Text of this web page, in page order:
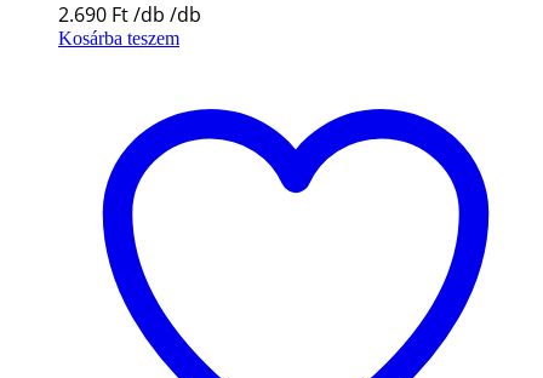
2.690 Ft
Kosárba teszem